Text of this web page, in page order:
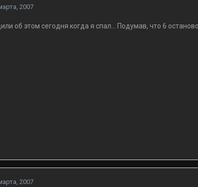
2007
об этом сегодня когда я спал... Подумав, что 6
2007